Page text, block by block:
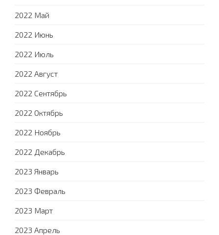
2022 Май
2022 Июнь
2022 Июль
2022 Август
2022 Сентябрь
2022 Октябрь
2022 Ноябрь
2022 Декабрь
2023 Январь
2023 Февраль
2023 Март
2023 Апрель